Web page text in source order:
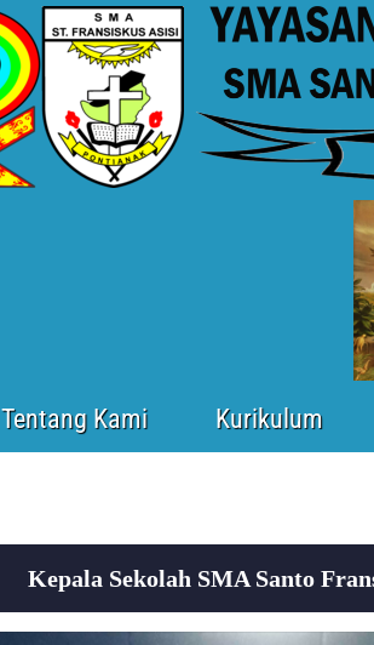
Tentang Kami Kurikulum
Kepala Sekolah SMA Santo